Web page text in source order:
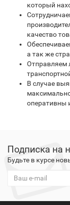
который
качество
а так же
Отправляем
В случае
оперативны
Подписка на
Будьте в курсе